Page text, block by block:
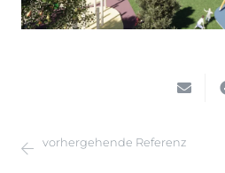
vorhergehende Referenz